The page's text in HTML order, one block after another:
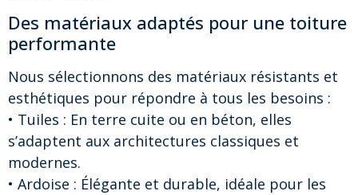
Des matériaux adaptés pour une toiture
performante
Nous sélectionnons des matériaux résistants et
esthétiques pour répondre à tous les besoins :
• Tuiles : En terre cuite ou en béton, elles
s’adaptent aux architectures classiques et
modernes.
• Ardoise : Élégante et durable, idéale pour les